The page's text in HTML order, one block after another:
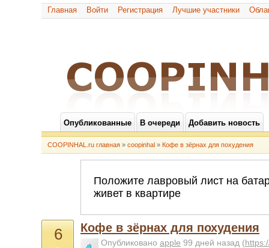
Главная Войти Регистрация Лучшие участники
Опубликованные В очереди Добавить новость
COOPINHAL.ru главная » coopinhal » Кофе в зёрнах для похудения
6 Кофе в зёрнах для похудения
Опубликовано apple 99 дней назад (